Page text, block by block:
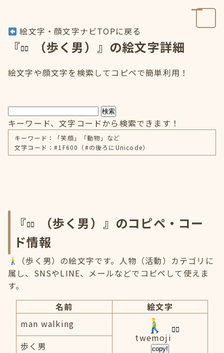
絵文字・顔文字ナビTOPに戻る
『 （歩く男）』の絵文字詳細
絵文字や顔文字を検索してコピペで簡単利用！
検索
キーワード、文字コードから検索できます！
キーワード：「笑顔」「動物」など
文字コード：#1F600（#の後ろにUnicode）
『
（歩く男）』のコピペ・コー
ド情報
（歩く男）の絵文字です。人物（活動）カテゴリに
属し、SNSやLINE、メールなどでコピペして使えま
す。
名前
絵文字
man walking
twemoji
copy!
歩く男